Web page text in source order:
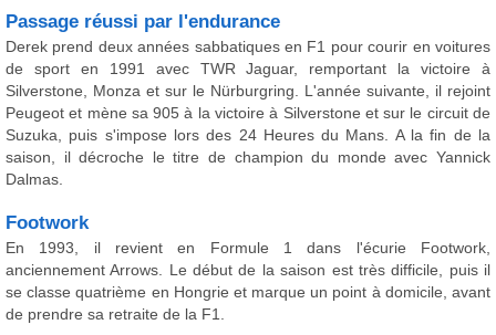
Passage réussi par l'endurance
Derek prend deux années sabbatiques en F1 pour courir en voitures
de sport en 1991 avec TWR Jaguar, remportant la victoire à
Silverstone, Monza et sur le Nürburgring. L'année suivante, il rejoint
Peugeot et mène sa 905 à la victoire à Silverstone et sur le circuit de
Suzuka, puis s'impose lors des 24 Heures du Mans. A la fin de la
saison, il décroche le titre de champion du monde avec Yannick
Dalmas.
Footwork
En 1993, il revient en Formule 1 dans l'écurie Footwork,
anciennement Arrows. Le début de la saison est très difficile, puis il
se classe quatrième en Hongrie et marque un point à domicile, avant
de prendre sa retraite de la F1.